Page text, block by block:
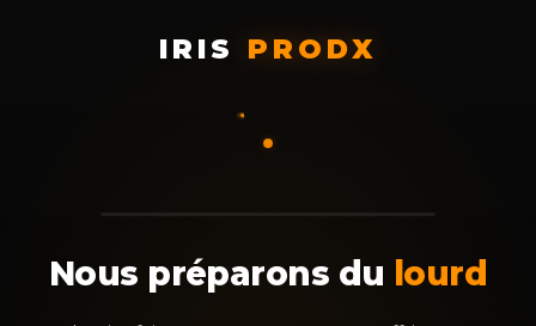
IRIS PRODX
Nous préparons du lourd